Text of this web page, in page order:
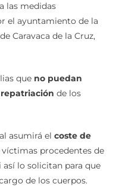
las medidas
el ayuntamiento de la
Caravaca de la Cruz,
que no puedan
de los
asumirá el coste de
víctimas procedentes de
así lo solicitan para que
de los cuerpos.